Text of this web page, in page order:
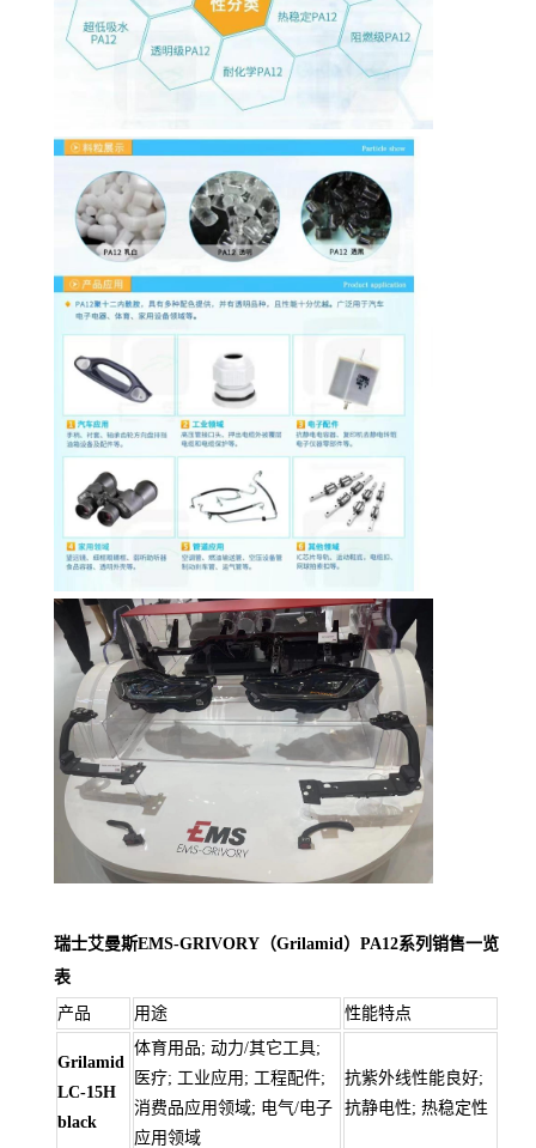
瑞士艾曼斯EMS-GRIVORY（Grilamid）PA12系列销售一览
表
产品
用途 性能特点
Grilamid
LC-15H
black
体育用品; 动力/其它工具;
医疗; 工业应用; 工程配件;
消费品应用领域; 电气/电子
应用领域
抗紫外线性能良好;
抗静电性; 热稳定性